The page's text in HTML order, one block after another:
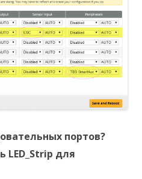
портов?
LED_Strip для